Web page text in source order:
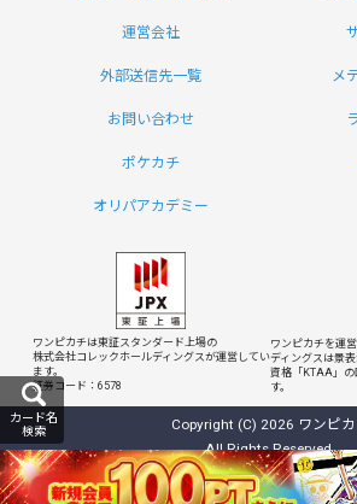
運営会社
外部送信先一覧 メ
お問い合わせ
ポケカチ
オリパアカデミー
ワンピカチは東証スタンダード上場の
株式会社コレックホールディングスが運営してい
ます。
証券コード：6578
ワンピカチを運
ディングスは景
資格「KTAA」の
す。
Copyright (C) 2026 ワンピ
All Rights Reserved.
カード名
検索